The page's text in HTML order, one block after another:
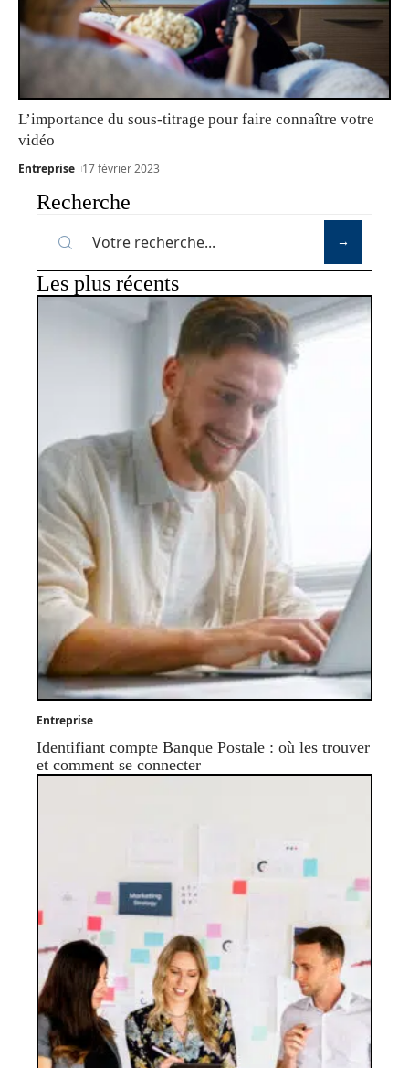
L’importance du sous-titrage pour faire connaître votre
vidéo
Entreprise 17 février 2023
Recherche
Les plus récents
Entreprise
Identifiant compte Banque Postale : où les trouver
et comment se connecter